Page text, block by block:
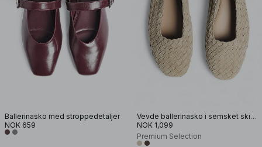
Ballerinasko med stroppedetaljer
NOK 659
Vevde ballerinasko i semsket skinn
NOK 1,099
Premium Selection